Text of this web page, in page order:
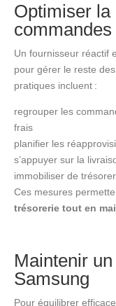
Optimiser la
commandes
Un fournisseur réactif
pour gérer le reste
pratiques incluent :
regrouper les
frais
planifier les
s’appuyer sur la
immobiliser de
Ces mesures
trésorerie tout en
Maintenir
Samsung
Pour équilibrer